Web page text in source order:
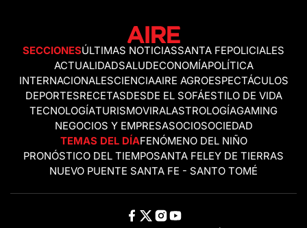
SECCIONESÚLTIMAS NOTICIASSANTA FEPOLICIALES
ACTUALIDADSALUDECONOMÍAPOLÍTICA
INTERNACIONALESCIENCIAAIRE AGROESPECTÁCULOS
DEPORTESRECETASDESDE EL SOFÁESTILO DE VIDA
TECNOLOGÍATURISMOVIRALASTROLOGÍAGAMING
NEGOCIOS Y EMPRESASOCIOSOCIEDAD
TEMAS DEL DÍAFENÓMENO DEL NIÑO
PRONÓSTICO DEL TIEMPOSANTA FELEY DE TIERRAS
NUEVO PUENTE SANTA FE - SANTO TOMÉ